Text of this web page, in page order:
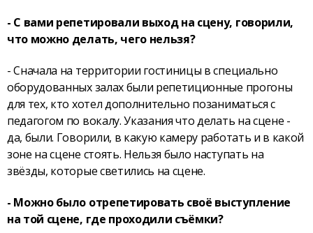
- С вами репетировали выход на сцену, говорили,
что можно делать, чего нельзя?
- Сначала на территории гостиницы в специально
оборудованных залах были репетиционные прогоны
для тех, кто хотел дополнительно позаниматься с
педагогом по вокалу. Указания что делать на сцене -
да, были. Говорили, в какую камеру работать и в какой
зоне на сцене стоять. Нельзя было наступать на
звёзды, которые светились на сцене.
- Можно было отрепетировать своё выступление
на той сцене, где проходили съёмки?